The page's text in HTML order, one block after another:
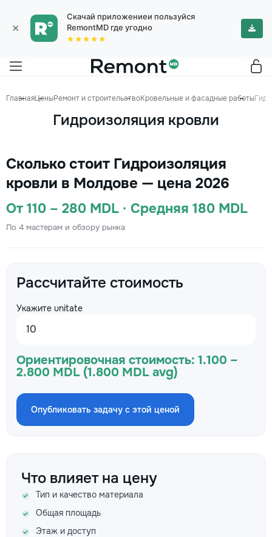
×
Скачай приложениеи пользуйся
RemontMD где угодно
★★★★★
ГлавнаяЦеныРемонт и строительствоКровельные и фасадные работы
Гидроизоляция кровли
Сколько стоит Гидроизоляция
кровли в Молдове — цена 2026
От 110 – 280 MDL · Средняя 180 MDL
По 4 мастерам и обзору рынка
Рассчитайте стоимость
Укажите unitate
Ориентировочная стоимость: 1.100 –
2.800 MDL (1.800 MDL avg)
Опубликовать задачу с этой ценой
Что влияет на цену
Тип и качество материала
Общая площадь
Этаж и доступ